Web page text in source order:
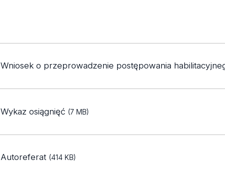
Wniosek o przeprowadzenie postępowania
Wykaz osiągnięć (7 MB)
Autoreferat (414 KB)